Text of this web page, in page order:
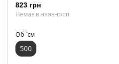
823 грн
Немає в наявності
Об `єм
500